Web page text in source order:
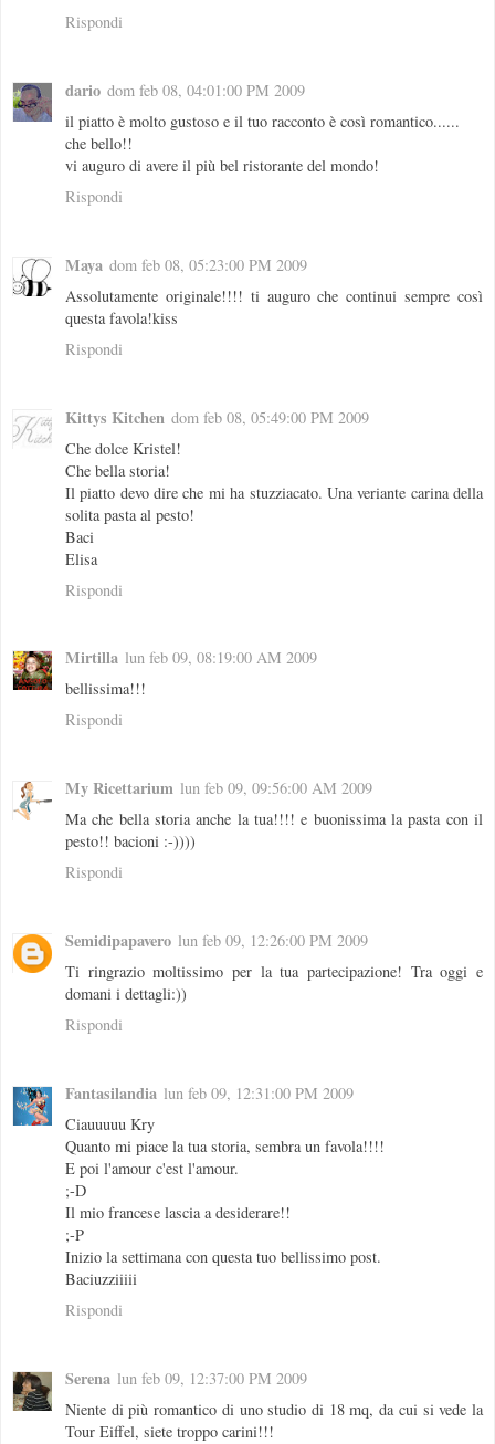
Rispondi
dario dom feb 08, 04:01:00 PM 2009
il piatto è molto gustoso e il tuo racconto è così romantico......
che bello!!
vi auguro di avere il più bel ristorante del mondo!
Rispondi
Maya dom feb 08, 05:23:00 PM 2009
Assolutamente originale!!!! ti auguro che continui sempre così
questa favola!kiss
Rispondi
Kittys Kitchen dom feb 08, 05:49:00 PM 2009
Che dolce Kristel!
Che bella storia!
Il piatto devo dire che mi ha stuzziacato. Una veriante carina della
solita pasta al pesto!
Baci
Elisa
Rispondi
Mirtilla lun feb 09, 08:19:00 AM 2009
bellissima!!!
Rispondi
My Ricettarium lun feb 09, 09:56:00 AM 2009
Ma che bella storia anche la tua!!!! e buonissima la pasta con il
pesto!! bacioni :-))))
Rispondi
Semidipapavero lun feb 09, 12:26:00 PM 2009
Ti ringrazio moltissimo per la tua partecipazione! Tra oggi e
domani i dettagli:))
Rispondi
Fantasilandia lun feb 09, 12:31:00 PM 2009
Ciauuuuu Kry
Quanto mi piace la tua storia, sembra un favola!!!!
E poi l'amour c'est l'amour.
;-D
Il mio francese lascia a desiderare!!
;-P
Inizio la settimana con questa tuo bellissimo post.
Baciuzziiiii
Rispondi
Serena lun feb 09, 12:37:00 PM 2009
Niente di più romantico di uno studio di 18 mq, da cui si vede la
Tour Eiffel, siete troppo carini!!!